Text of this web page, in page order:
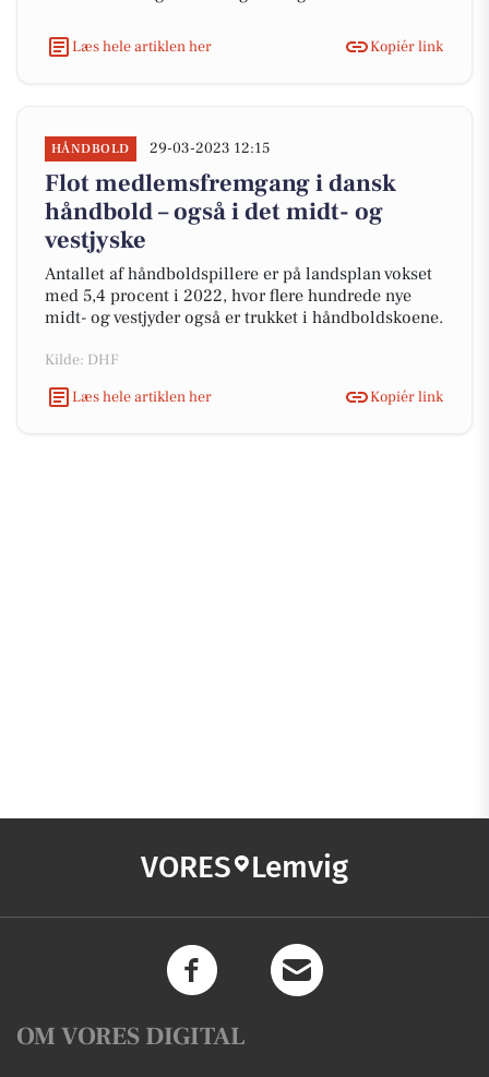
Læs hele artiklen her Kopiér link
HÅNDBOLD 29-03-2023 12:15
Flot medlemsfremgang i dansk
håndbold – også i det midt- og
vestjyske
Antallet af håndboldspillere er på landsplan vokset
med 5,4 procent i 2022, hvor flere hundrede nye
midt- og vestjyder også er trukket i håndboldskoene.
Kilde: DHF
Læs hele artiklen her
Kopiér link
VORES Lemvig
OM VORES DIGITAL